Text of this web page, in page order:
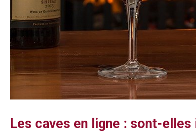
Les caves en ligne : sont-